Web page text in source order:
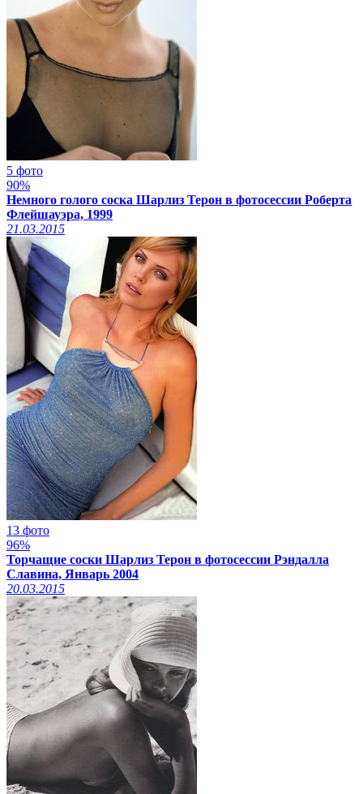
5 фото
90%
Немного голого соска Шарлиз Терон в фотосессии Роберта
Флейшауэра, 1999
21.03.2015
13 фото
96%
Торчащие соски Шарлиз Терон в фотосессии Рэндалла
Славина, Январь 2004
20.03.2015